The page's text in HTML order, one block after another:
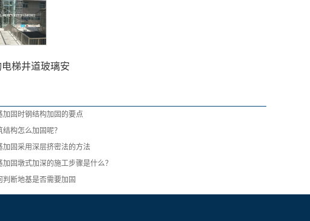
梯井道玻璃安
加固时钢结构加固的要点
结构怎么加固呢？
加固采用深层挤密法的方法
加固墩式加深的施工步骤是什么？
判断地基是否需要加固